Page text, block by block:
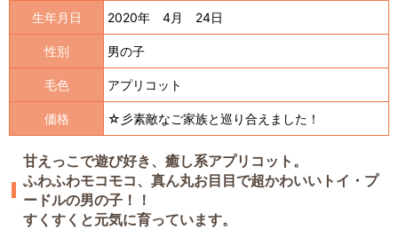
生年月日 2020年 4月 24日
性別 男の子
毛色 アプリコット
価格 ☆彡素敵なご家族と巡り合えました！
甘えっこで遊び好き、癒し系アプリコット。
ふわふわモコモコ、真ん丸お目目で超かわいいトイ・プ
ードルの男の子！！
すくすくと元気に育っています。